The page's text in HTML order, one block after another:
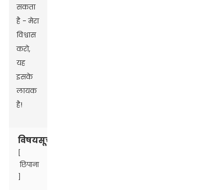
सकता
है - मेरा
विश्वास
करो,
यह
इसके
लायक
है!
विषयसूची
छिपाना